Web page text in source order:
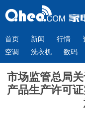
首页 新闻 行情
空调
洗衣机 数码
市场监管总局
产品生产许可